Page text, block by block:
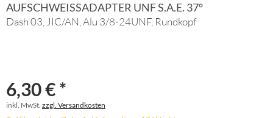
AUFSCHWEISSADAPTER UNF S.A.E. 37°
Dash 03, JIC/AN, Alu 3/8-24UNF, Rundkopf
6,30 € *
inkl. MwSt. zzgl. Versandkosten